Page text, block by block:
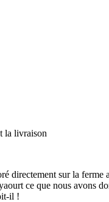
la livraison
directement sur la ferme
ce que nous avons
il !